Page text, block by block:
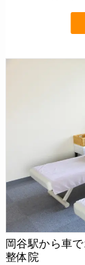
岡谷駅から車
整体院